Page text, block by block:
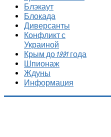
Блэкаут
Блокада
Диверсанты
Конфликт с
Украиной
Крым до 1991 года
Шпионаж
Ждуны
Информация